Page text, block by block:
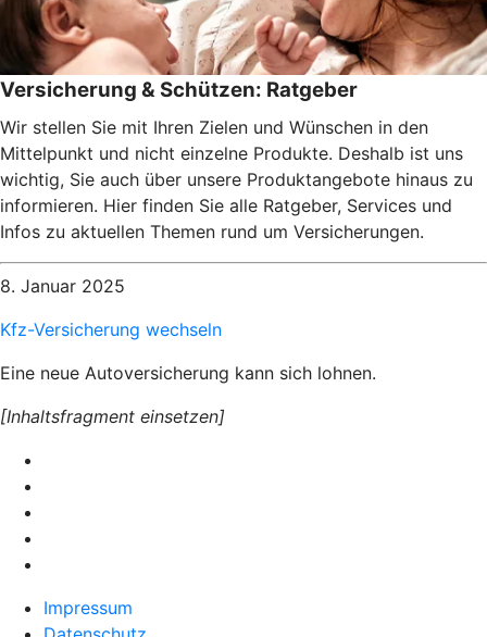
Versicherung & Schützen: Ratgeber
Wir stellen Sie mit Ihren Zielen und Wünschen in den
Mittelpunkt und nicht einzelne Produkte. Deshalb ist uns
wichtig, Sie auch über unsere Produktangebote hinaus zu
informieren. Hier finden Sie alle Ratgeber, Services und
Infos zu aktuellen Themen rund um Versicherungen.
8. Januar 2025
Kfz-Versicherung wechseln
Eine neue Autoversicherung kann sich lohnen.
[Inhaltsfragment einsetzen]
Impressum